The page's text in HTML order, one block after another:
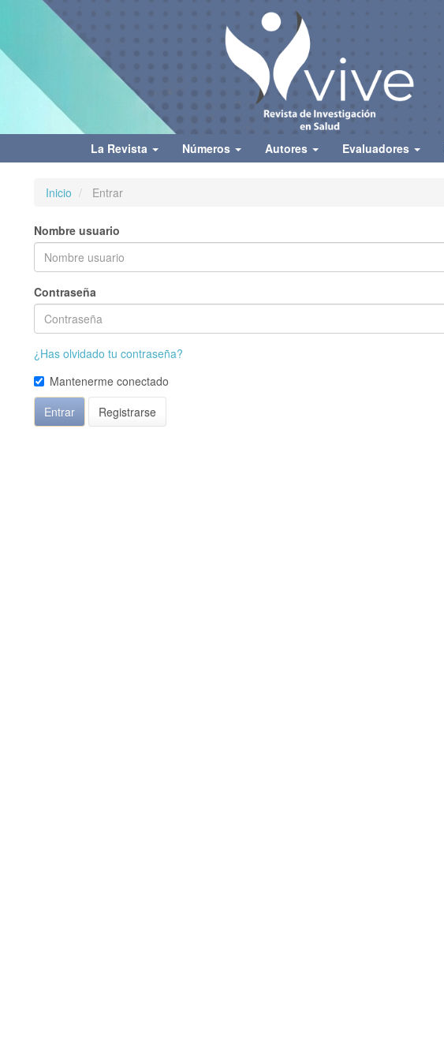
Navegación
principal
Contenido
lateral
La Revista Números Autores Evaluadores
Inicio Entrar
Nombre usuario
Contraseña
¿Has olvidado tu contraseña?
Mantenerme conectado
Entrar
Registrarse